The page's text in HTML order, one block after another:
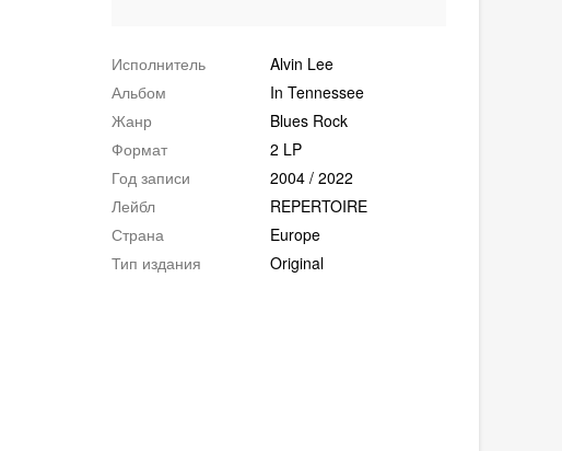
Исполнитель
Alvin Lee
Альбом
In Tennessee
Жанр
Blues Rock
Формат
2 LP
Год записи
2004 / 2022
Лейбл
REPERTOIRE
Страна
Europe
Тип издания
Original